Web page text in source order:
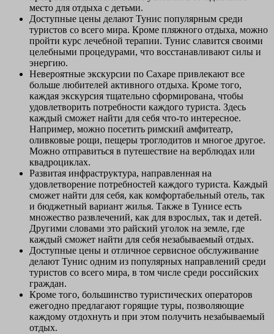
место для отдыха с детьми.
Доступные цены делают Тунис популярным среди
туристов со всего мира. Кроме пляжного отдыха, можно
пройти курс лечебной терапии. Тунис славится своими
целебными процедурами, что восстанавливают силы и
энергию.
Невероятные экскурсии по Сахаре привлекают все
больше любителей активного отдыха. Кроме того,
каждая экскурсия тщательно сформирована, чтобы
удовлетворить потребности каждого туриста. Здесь
каждый сможет найти для себя что-то интересное.
Например, можно посетить римский амфитеатр,
оливковые рощи, пещеры троглодитов и многое другое.
Можно отправиться в путешествие на верблюдах или
квадроциклах.
Развитая инфраструктура, направленная на
удовлетворение потребностей каждого туриста. Каждый
сможет найти для себя, как комфортабельный отель, так
и бюджетный вариант жилья. Также в Тунисе есть
множество развлечений, как для взрослых, так и детей.
Другими словами это райский уголок на земле, где
каждый сможет найти для себя незабываемый отдых.
Доступные цены и отличное сервисное обслуживание
делают Тунис одним из популярных направлений среди
туристов со всего мира, в том числе среди российских
граждан.
Кроме того, большинство туристических операторов
ежегодно предлагают горящие туры, позволяющие
каждому отдохнуть и при этом получить незабываемый
отдых.